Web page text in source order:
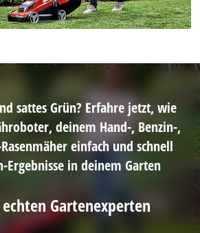
sattes Grün? Erfahre jetzt, wie
deinem Hand-, Benzin-,
einfach und schnell
Ergebnisse in deinem Garten
Gartenexperten